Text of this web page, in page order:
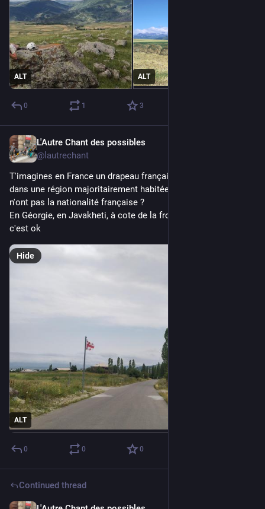
ALT ALT
0 1 3
L'Autre Chant des possibles
@lautrechant
T'imagines en France un drapeau français et un drapeau italien
dans une région majoritairement habitée par des italiens qui
n'ont pas la nationalité française ?
En Géorgie, en Javakheti, à cote de la frontiere armenienne,
c'est ok
ALT
Hide
0 0 0
Continued thread